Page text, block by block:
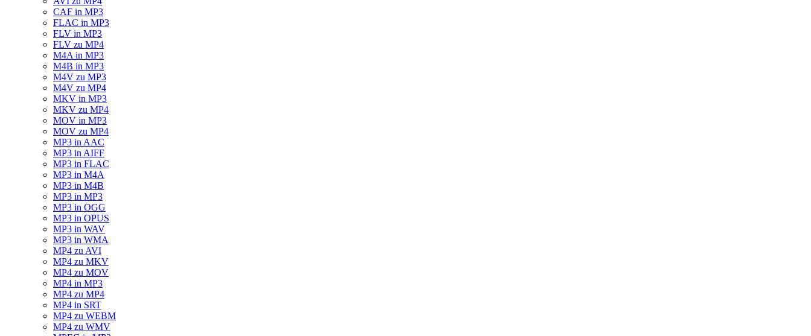
CAF in MP3
FLAC in MP3
FLV in MP3
FLV zu MP4
M4A in MP3
M4B in MP3
M4V zu MP3
M4V zu MP4
MKV in MP3
MKV zu MP4
MOV in MP3
MOV zu MP4
MP3 in AAC
MP3 in AIFF
MP3 in FLAC
MP3 in M4A
MP3 in M4B
MP3 in MP3
MP3 in OGG
MP3 in OPUS
MP3 in WAV
MP3 in WMA
MP4 zu AVI
MP4 zu MKV
MP4 zu MOV
MP4 in MP3
MP4 zu MP4
MP4 in SRT
MP4 zu WEBM
MP4 zu WMV